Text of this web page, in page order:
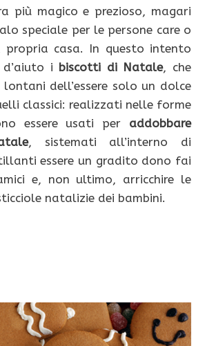
più magico e prezioso, magari
speciale per le persone care o
propria casa. In questo intento
d’aiuto i biscotti di Natale, che
dell’essere solo un dolce
classici: realizzati nelle forme
essere usati per addobbare
, sistemati all’interno di
essere un gradito dono fai
e, non ultimo, arricchire le
natalizie dei bambini.